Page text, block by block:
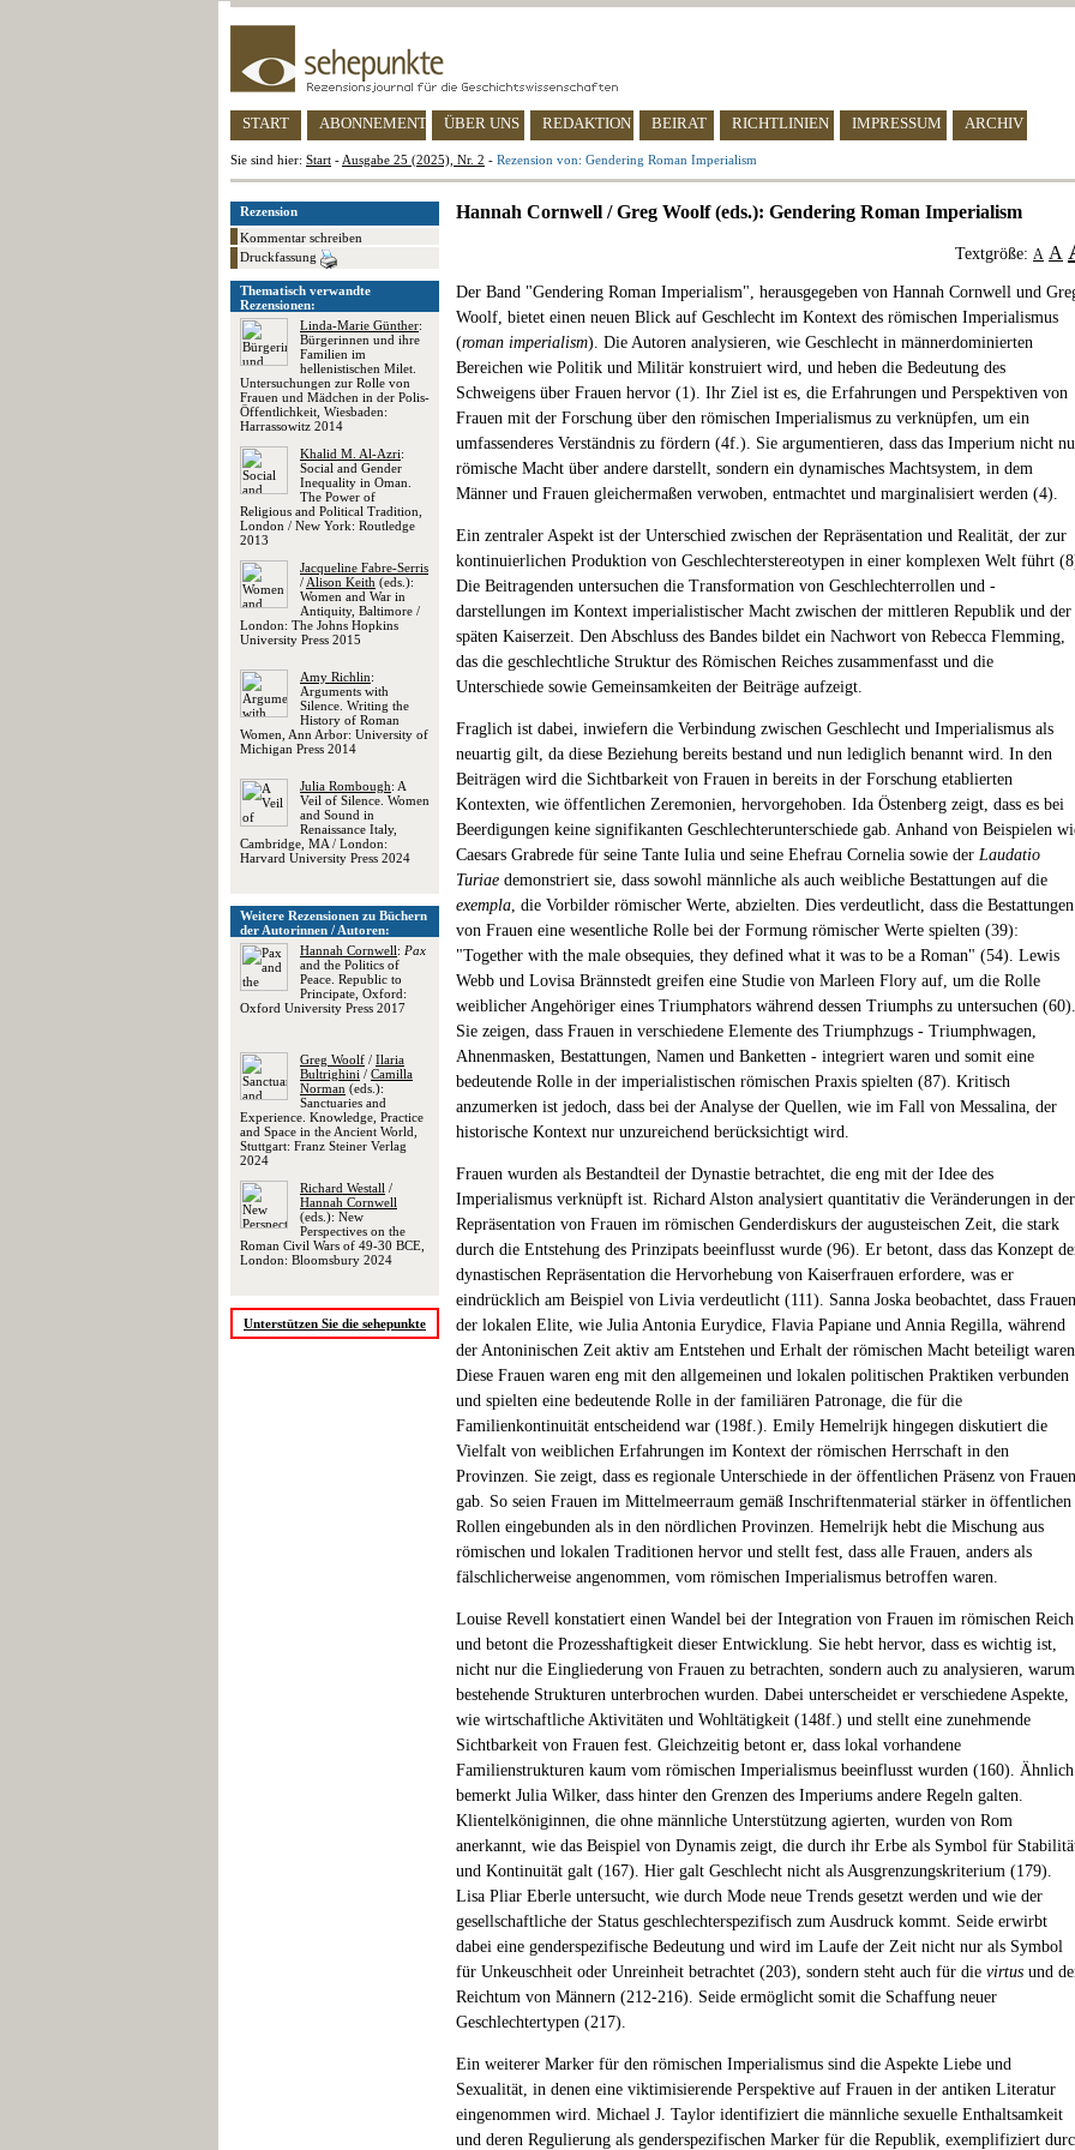
START ABONNEMENT ÜBER UNS REDAKTION BEIRAT RICHTLINIEN IMPRESSUM ARCHIV
Sie sind hier: Start - Ausgabe 25 (2025), Nr. 2 - Rezension von: Gendering Roman Imperialism
Rezension
Kommentar schreiben
Druckfassung
Thematisch verwandte
Rezensionen:
Linda-Marie Günther:
Bürgerinnen und ihre
Familien im
hellenistischen Milet.
Untersuchungen zur Rolle von
Frauen und Mädchen in der Polis-
Öffentlichkeit, Wiesbaden:
Harrassowitz 2014
Khalid M. Al-Azri:
Social and Gender
Inequality in Oman.
The Power of
Religious and Political Tradition,
London / New York: Routledge
2013
Jacqueline Fabre-Serris
/ Alison Keith (eds.):
Women and War in
Antiquity, Baltimore /
London: The Johns Hopkins
University Press 2015
Amy Richlin:
Arguments with
Silence. Writing the
History of Roman
Women, Ann Arbor: University of
Michigan Press 2014
Julia Rombough: A
Veil of Silence. Women
and Sound in
Renaissance Italy,
Cambridge, MA / London:
Harvard University Press 2024
Weitere Rezensionen zu Büchern
der Autorinnen / Autoren:
Hannah Cornwell: Pax
and the Politics of
Peace. Republic to
Principate, Oxford:
Oxford University Press 2017
Greg Woolf / Ilaria
Bultrighini / Camilla
Norman (eds.):
Sanctuaries and
Experience. Knowledge, Practice
and Space in the Ancient World,
Stuttgart: Franz Steiner Verlag
2024
Richard Westall /
Hannah Cornwell
(eds.): New
Perspectives on the
Roman Civil Wars of 49-30 BCE,
London: Bloomsbury 2024
Unterstützen Sie die sehepunkte
Hannah Cornwell / Greg Woolf (eds.): Gendering Roman Imperialism
Textgröße: A A
Der Band "Gendering Roman Imperialism", herausgegeben von Hannah Cornwell und
Woolf, bietet einen neuen Blick auf Geschlecht im Kontext des römischen Imperialismus
(roman imperialism). Die Autoren analysieren, wie Geschlecht in männerdominierten
Bereichen wie Politik und Militär konstruiert wird, und heben die Bedeutung des
Schweigens über Frauen hervor (1). Ihr Ziel ist es, die Erfahrungen und Perspektiven von
Frauen mit der Forschung über den römischen Imperialismus zu verknüpfen, um ein
umfassenderes Verständnis zu fördern (4f.). Sie argumentieren, dass das Imperium nicht
römische Macht über andere darstellt, sondern ein dynamisches Machtsystem, in dem
Männer und Frauen gleichermaßen verwoben, entmachtet und marginalisiert werden (4).
Ein zentraler Aspekt ist der Unterschied zwischen der Repräsentation und Realität, der zur
kontinuierlichen Produktion von Geschlechterstereotypen in einer komplexen Welt führt
Die Beitragenden untersuchen die Transformation von Geschlechterrollen und -
darstellungen im Kontext imperialistischer Macht zwischen der mittleren Republik und der
späten Kaiserzeit. Den Abschluss des Bandes bildet ein Nachwort von Rebecca Flemming,
das die geschlechtliche Struktur des Römischen Reiches zusammenfasst und die
Unterschiede sowie Gemeinsamkeiten der Beiträge aufzeigt.
Fraglich ist dabei, inwiefern die Verbindung zwischen Geschlecht und Imperialismus als
neuartig gilt, da diese Beziehung bereits bestand und nun lediglich benannt wird. In den
Beiträgen wird die Sichtbarkeit von Frauen in bereits in der Forschung etablierten
Kontexten, wie öffentlichen Zeremonien, hervorgehoben. Ida Östenberg zeigt, dass es bei
Beerdigungen keine signifikanten Geschlechterunterschiede gab. Anhand von Beispielen
Caesars Grabrede für seine Tante Iulia und seine Ehefrau Cornelia sowie der Laudatio
Turiae demonstriert sie, dass sowohl männliche als auch weibliche Bestattungen auf die
exempla, die Vorbilder römischer Werte, abzielten. Dies verdeutlicht, dass die Bestattungen
von Frauen eine wesentliche Rolle bei der Formung römischer Werte spielten (39):
"Together with the male obsequies, they defined what it was to be a Roman" (54). Lewis
Webb und Lovisa Brännstedt greifen eine Studie von Marleen Flory auf, um die Rolle
weiblicher Angehöriger eines Triumphators während dessen Triumphs zu untersuchen (60).
Sie zeigen, dass Frauen in verschiedene Elemente des Triumphzugs - Triumphwagen,
Ahnenmasken, Bestattungen, Namen und Banketten - integriert waren und somit eine
bedeutende Rolle in der imperialistischen römischen Praxis spielten (87). Kritisch
anzumerken ist jedoch, dass bei der Analyse der Quellen, wie im Fall von Messalina, der
historische Kontext nur unzureichend berücksichtigt wird.
Frauen wurden als Bestandteil der Dynastie betrachtet, die eng mit der Idee des
Imperialismus verknüpft ist. Richard Alston analysiert quantitativ die Veränderungen in der
Repräsentation von Frauen im römischen Genderdiskurs der augusteischen Zeit, die stark
durch die Entstehung des Prinzipats beeinflusst wurde (96). Er betont, dass das Konzept
dynastischen Repräsentation die Hervorhebung von Kaiserfrauen erfordere, was er
eindrücklich am Beispiel von Livia verdeutlicht (111). Sanna Joska beobachtet, dass Frauen
der lokalen Elite, wie Julia Antonia Eurydice, Flavia Papiane und Annia Regilla, während
der Antoninischen Zeit aktiv am Entstehen und Erhalt der römischen Macht beteiligt
Diese Frauen waren eng mit den allgemeinen und lokalen politischen Praktiken verbunden
und spielten eine bedeutende Rolle in der familiären Patronage, die für die
Familienkontinuität entscheidend war (198f.). Emily Hemelrijk hingegen diskutiert die
Vielfalt von weiblichen Erfahrungen im Kontext der römischen Herrschaft in den
Provinzen. Sie zeigt, dass es regionale Unterschiede in der öffentlichen Präsenz von Frauen
gab. So seien Frauen im Mittelmeerraum gemäß Inschriftenmaterial stärker in öffentlichen
Rollen eingebunden als in den nördlichen Provinzen. Hemelrijk hebt die Mischung aus
römischen und lokalen Traditionen hervor und stellt fest, dass alle Frauen, anders als
fälschlicherweise angenommen, vom römischen Imperialismus betroffen waren.
Louise Revell konstatiert einen Wandel bei der Integration von Frauen im römischen Reich
und betont die Prozesshaftigkeit dieser Entwicklung. Sie hebt hervor, dass es wichtig ist,
nicht nur die Eingliederung von Frauen zu betrachten, sondern auch zu analysieren, warum
bestehende Strukturen unterbrochen wurden. Dabei unterscheidet er verschiedene Aspekte,
wie wirtschaftliche Aktivitäten und Wohltätigkeit (148f.) und stellt eine zunehmende
Sichtbarkeit von Frauen fest. Gleichzeitig betont er, dass lokal vorhandene
Familienstrukturen kaum vom römischen Imperialismus beeinflusst wurden (160). Ähnlich
bemerkt Julia Wilker, dass hinter den Grenzen des Imperiums andere Regeln galten.
Klientelköniginnen, die ohne männliche Unterstützung agierten, wurden von Rom
anerkannt, wie das Beispiel von Dynamis zeigt, die durch ihr Erbe als Symbol für
und Kontinuität galt (167). Hier galt Geschlecht nicht als Ausgrenzungskriterium (179).
Lisa Pliar Eberle untersucht, wie durch Mode neue Trends gesetzt werden und wie der
gesellschaftliche der Status geschlechterspezifisch zum Ausdruck kommt. Seide erwirbt
dabei eine genderspezifische Bedeutung und wird im Laufe der Zeit nicht nur als Symbol
für Unkeuschheit oder Unreinheit betrachtet (203), sondern steht auch für die virtus und
Reichtum von Männern (212-216). Seide ermöglicht somit die Schaffung neuer
Geschlechtertypen (217).
Ein weiterer Marker für den römischen Imperialismus sind die Aspekte Liebe und
Sexualität, in denen eine viktimisierende Perspektive auf Frauen in der antiken Literatur
eingenommen wird. Michael J. Taylor identifiziert die männliche sexuelle Enthaltsamkeit
und deren Regulierung als genderspezifischen Marker für die Republik, exemplifiziert